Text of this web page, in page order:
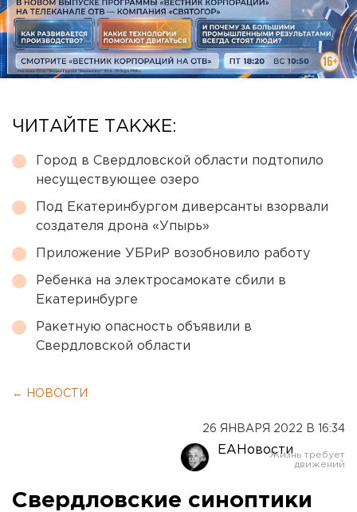
ЧИТАЙТЕ ТАКЖЕ:
Город в Свердловской области подтопило
несуществующее озеро
Под Екатеринбургом диверсанты взорвали
создателя дрона «Упырь»
Приложение УБРиР возобновило работу
Ребенка на электросамокате сбили в
Екатеринбурге
Ракетную опасность объявили в
Свердловской области
← НОВОСТИ
26 ЯНВАРЯ 2022 В 16:34
ЕАНовости
Свердловские синоптики